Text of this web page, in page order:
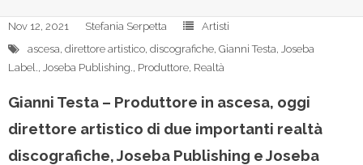
Nov 12, 2021 Stefania Serpetta
Artisti
ascesa, direttore artistico, discografiche, Gianni Testa, Joseba
Label., Joseba Publishing., Produttore, Realtà
Gianni Testa – Produttore in ascesa, oggi
direttore artistico di due importanti realtà
discografiche, Joseba Publishing e Joseba